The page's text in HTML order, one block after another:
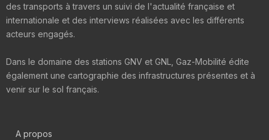
des transports à travers un suivi de l'actualité française et
internationale et des interviews réalisées avec les différents
acteurs engagés.
Dans le domaine des stations GNV et GNL, Gaz-Mobilité édite
également une cartographie des infrastructures présentes et à
venir sur le sol français.
A propos